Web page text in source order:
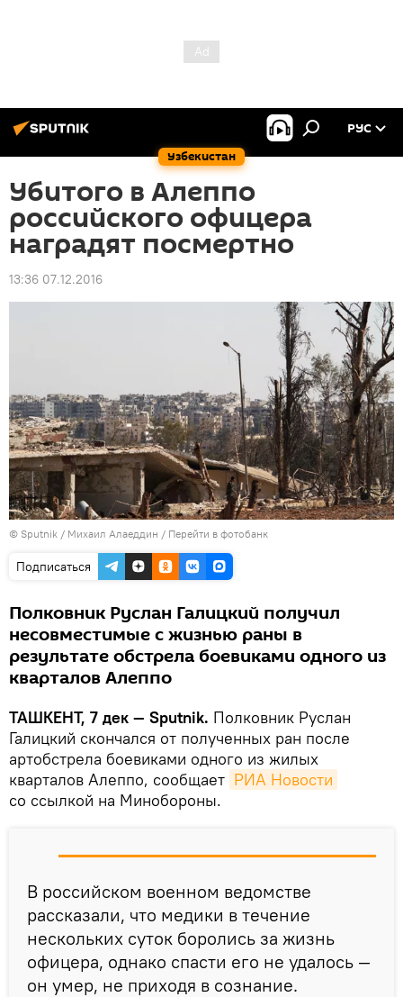
Узбекистан
РУС
Убитого в Алеппо
российского офицера
наградят посмертно
13:36 07.12.2016
© Sputnik / Михаил Алаеддин / Перейти в фотобанк
Подписаться
Полковник Руслан Галицкий получил
несовместимые с жизнью раны в
результате обстрела боевиками одного из
кварталов Алеппо
ТАШКЕНТ, 7 дек — Sputnik. Полковник Руслан
Галицкий скончался от полученных ран после
артобстрела боевиками одного из жилых
кварталов Алеппо, сообщает РИА Новости
со ссылкой на Минобороны.
В российском военном ведомстве
рассказали, что медики в течение
нескольких суток боролись за жизнь
офицера, однако спасти его не удалось —
он умер, не приходя в сознание.